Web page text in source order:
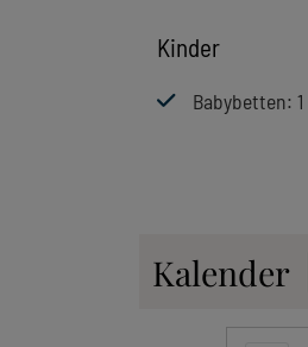
Kinder
Babybetten: 1
Kalender